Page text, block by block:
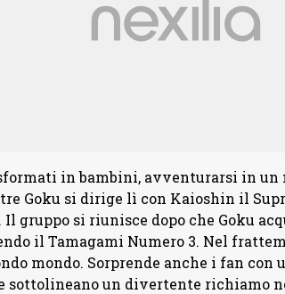
in bambini, avventurarsi in un
Goku si dirige lì con Kaioshin il
Il gruppo si riunisce dopo che Goku
il Tamagami Numero 3. Nel
mondo. Sorprende anche i fan
sottolineano un divertente richiamo